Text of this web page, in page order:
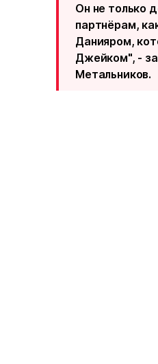
Он не только
партнёрам,
Данияром,
Джейком", -
Метальников.